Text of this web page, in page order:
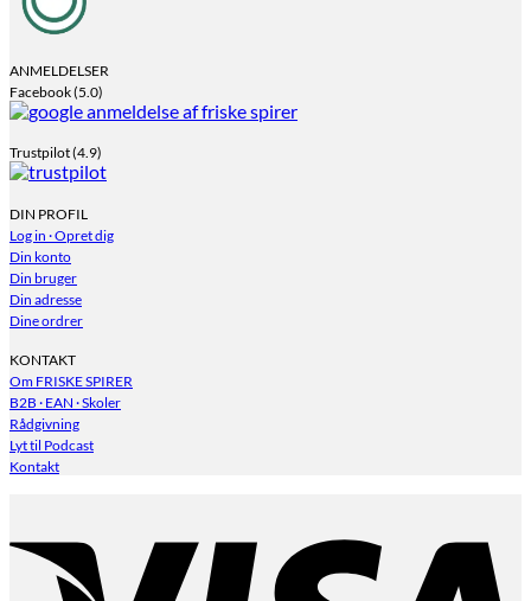
ANMELDELSER
Facebook (5.0)
Trustpilot (4.9)
DIN PROFIL
Log in · Opret dig
Din konto
Din bruger
Din adresse
Dine ordrer
KONTAKT
Om FRISKE SPIRER
B2B · EAN · Skoler
Rådgivning
Lyt til Podcast
Kontakt